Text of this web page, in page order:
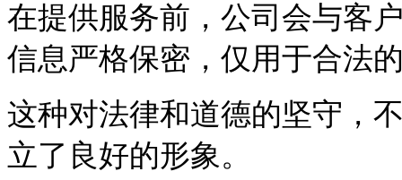
在提供服务前，公司会与客
信息严格保密，仅用于合法
这种对法律和道德的坚守，
立了良好的形象。